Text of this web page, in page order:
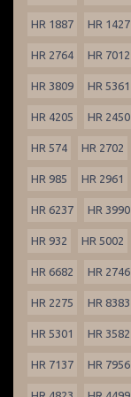
HR 1887 HR 1427
HR 2764 HR 7012
HR 3809 HR 5361
HR 4205 HR 2450
HR 574 HR 2702
HR 985 HR 2961
HR 6237 HR 3990
HR 932 HR 5002
HR 6682 HR 2746
HR 2275 HR 8383
HR 5301 HR 3582
HR 7137 HR 7956